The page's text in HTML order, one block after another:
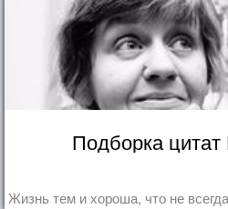
Подборка
Жизнь тем и хороша, что не